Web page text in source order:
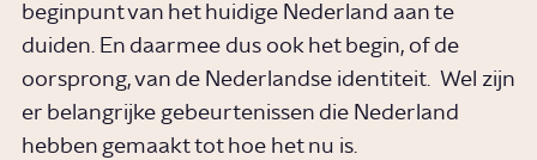
beginpunt van het huidige Nederland aan te
duiden. En daarmee dus ook het begin, of de
oorsprong, van de Nederlandse identiteit. Wel zijn
er belangrijke gebeurtenissen die Nederland
hebben gemaakt tot hoe het nu is.